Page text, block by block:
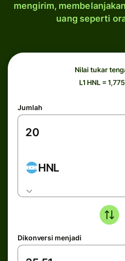
mengirim,
uang seperti
Nilai tukar
L1 HNL =
Jumlah
HNL
Dikonversi menjadi